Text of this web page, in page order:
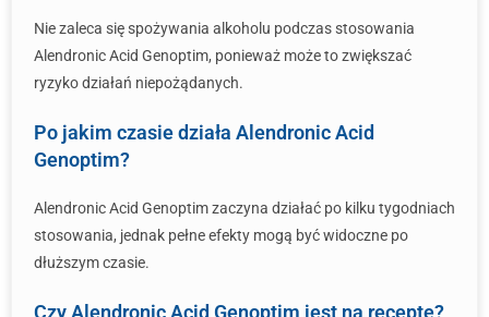
Nie zaleca się spożywania alkoholu podczas stosowania
Alendronic Acid Genoptim, ponieważ może to zwiększać
ryzyko działań niepożądanych.
Po jakim czasie działa Alendronic Acid
Genoptim?
Alendronic Acid Genoptim zaczyna działać po kilku tygodniach
stosowania, jednak pełne efekty mogą być widoczne po
dłuższym czasie.
Czy Alendronic Acid Genoptim jest na receptę?